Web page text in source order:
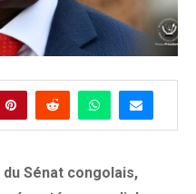
Sénat congolais,